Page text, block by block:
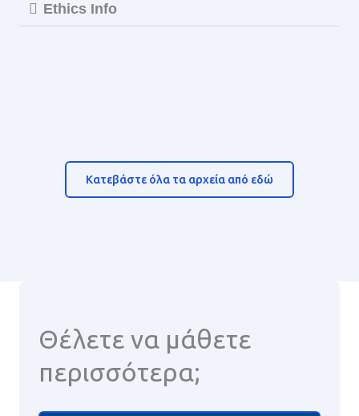
Ethics Info
Κατεβάστε όλα τα αρχεία από εδώ
Θέλετε να μάθετε
περισσότερα;